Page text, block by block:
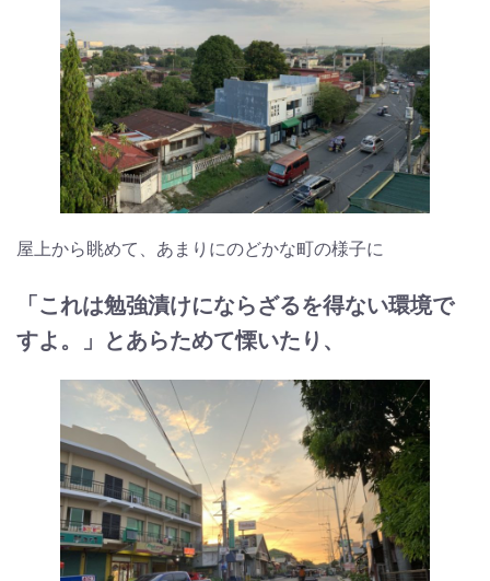
屋上から眺めて、あまりにのどかな町の様子に
「これは勉強漬けにならざるを得ない環境で
すよ。」とあらためて慄いたり、